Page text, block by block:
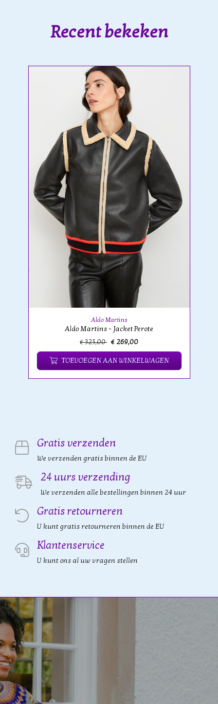
Recent bekeken
Aldo Martins
Aldo Martins - Jacket Perote
€ 325,00 € 269,00
TOEVOEGEN AAN WINKELWAGEN
Gratis verzenden
We verzenden gratis binnen de EU
24 uurs verzending
We verzenden alle bestellingen binnen 24 uur
Gratis retourneren
U kunt gratis retourneren binnen de EU
Klantenservice
U kunt ons al uw vragen stellen